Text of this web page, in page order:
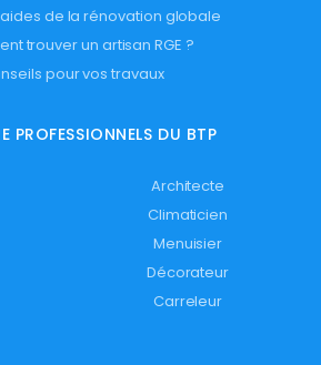
de la rénovation globale
trouver un artisan RGE ?
pour vos travaux
PROFESSIONNELS DU BTP
Architecte
Climaticien
Menuisier
Décorateur
Carreleur